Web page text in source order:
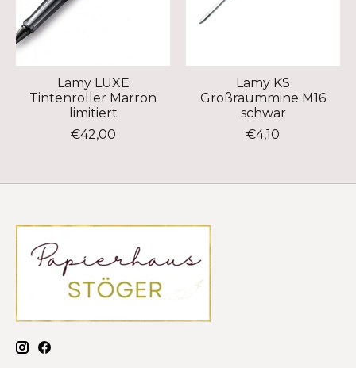
Lamy LUXE
Tintenroller Marron
limitiert
€42,00
Lamy KS
Großraummine M16
schwar
€4,10